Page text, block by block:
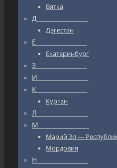
Вятка
Д_________________
Дагестан
Е_________________
Екатеринбург
З_________________
И_________________
К_________________
Курган
Л_________________
М_________________
Марий Эл —
Мордовия
Н_________________